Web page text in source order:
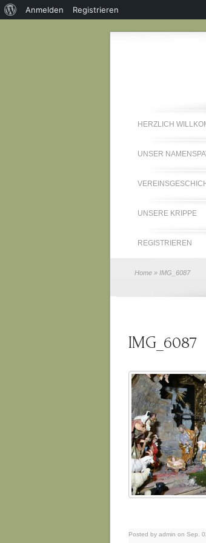
HERZLICH
UNSER
UNSERE KRIPPE
REGISTRIEREN
Home » IMG_6087
IMG_6087
Posted by admin on Sep.
Über
Anmelden Registrieren